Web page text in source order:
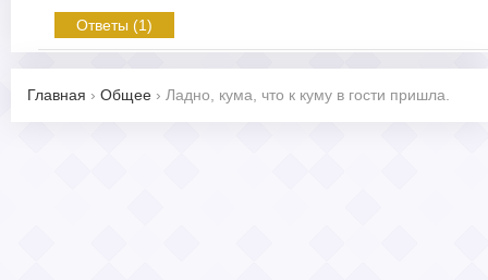
Ответы (1)
Главная › Общее › Ладно, кума, что к куму в гости пришла.